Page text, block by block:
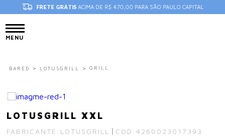
FRETE GRÁTIS ACIMA DE R$ 470,00 PARA SÃO PAULO CAPITAL
MENU
BARED LOTUSGRILL GRILL
LOTUSGRILL XXL
FABRICANTE: LOTUSGRILL COD:4260023017393